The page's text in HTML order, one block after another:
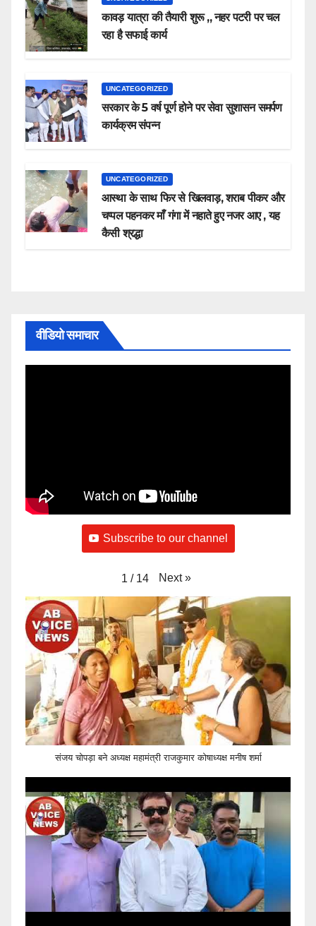
कावड़ यात्रा की तैयारी शुरू ,, नहर पटरी पर चल
रहा है सफाई कार्य
UNCATEGORIZED
सरकार के 5 वर्ष पूर्ण होने पर सेवा सुशासन समर्पण
कार्यक्रम संपन्न
UNCATEGORIZED
आस्था के साथ फिर से खिलवाड़, शराब पीकर और
चप्पल पहनकर माँ गंगा में नहाते हुए नजर आए , यह
कैसी श्रद्धा
वीडियो समाचार
Subscribe to our channel
1 / 14 Next »
संजय चोपड़ा बने अध्यक्ष महामंत्री राजकुमार कोषाध्यक्ष मनीष शर्मा